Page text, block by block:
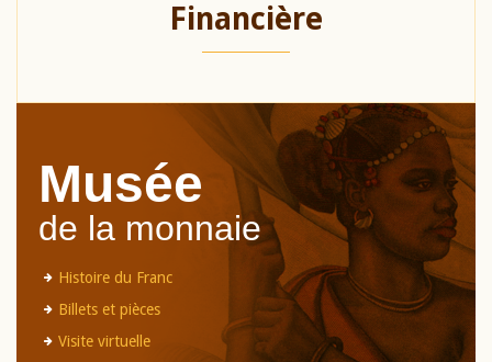
Financière
Musée
de la monnaie
Histoire du Franc
Billets et pièces
Visite virtuelle